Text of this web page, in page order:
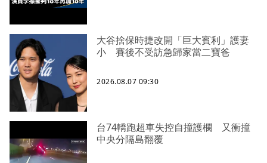
大谷捨保時捷改開「巨大賓利」護妻
小 賽後不受訪急歸家當二寶爸
2026.08.07 09:30
台74轎跑超車失控自撞護欄 又衝撞
中央分隔島翻覆